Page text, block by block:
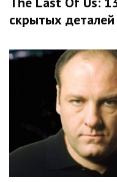
скрытых